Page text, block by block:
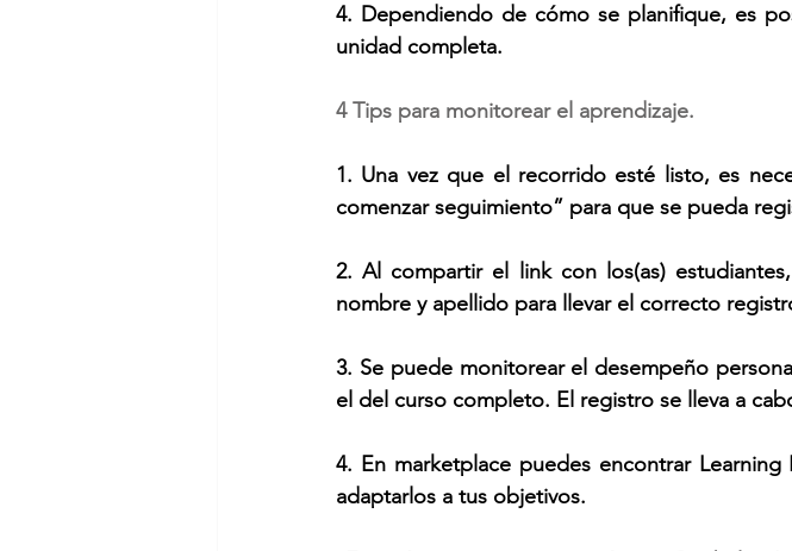
4. Dependiendo de cómo se planifique, es
unidad completa.
4 Tips para monitorear el aprendizaje.
1. Una vez que el recorrido esté listo, es
comenzar seguimiento” para que se pueda
2. Al compartir el link con los(as)
nombre y apellido para llevar el correcto
3. Se puede monitorear el desempeño
el del curso completo. El registro se lleva a
4. En marketplace puedes encontrar
adaptarlos a tus objetivos.